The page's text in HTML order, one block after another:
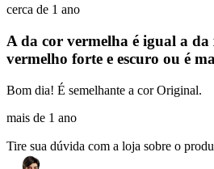
cerca de 1 ano
A da cor vermelha é igual a da
vermelho forte e escuro ou é
Bom dia! É semelhante a cor Original.
mais de 1 ano
Tire sua dúvida com a loja sobre o